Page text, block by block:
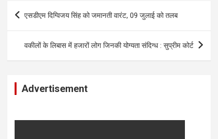
Post
navigation
एसडीएम दिग्विजय सिंह को जमानती वारंट, 09 जुलाई को तलब
वकीलों के लिबास में हजारों लोग जिनकी योग्यता संदिग्ध : सुप्रीम कोर्ट
Advertisement